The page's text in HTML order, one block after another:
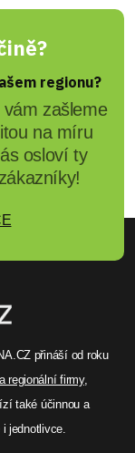
regionu?
zašleme
na míru
osloví ty
přináší od roku
regionální firmy,
také účinnou a
jednotlivce.